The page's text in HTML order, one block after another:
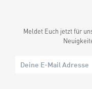
Meldet Euch jetzt für